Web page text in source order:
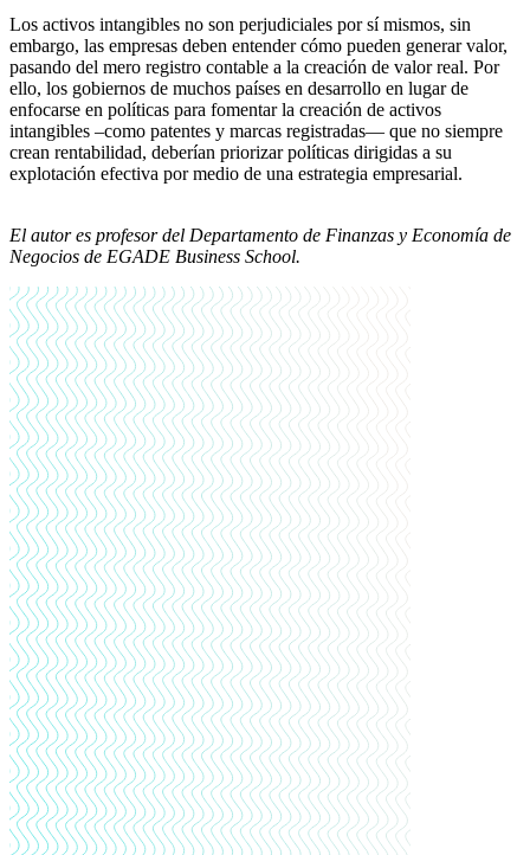
Los activos intangibles no son perjudiciales por sí mismos, sin
embargo, las empresas deben entender cómo pueden generar valor,
pasando del mero registro contable a la creación de valor real. Por
ello, los gobiernos de muchos países en desarrollo en lugar de
enfocarse en políticas para fomentar la creación de activos
intangibles –como patentes y marcas registradas— que no siempre
crean rentabilidad, deberían priorizar políticas dirigidas a su
explotación efectiva por medio de una estrategia empresarial.
El autor es profesor del Departamento de Finanzas y Economía de
Negocios de EGADE Business School.